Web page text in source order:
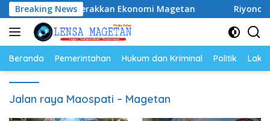
Langsung
ke
konten
Breaking News
dan Gerakkan Ekonomi Magetan Riyono
Beranda Pemerintahan Hukum dan Kriminal Politik
Jalan raya Maospati – Magetan